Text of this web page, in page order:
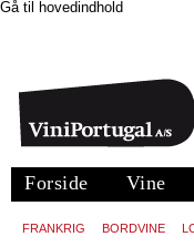
Gå til hovedindhold
Forside Vine
FRANKRIG BORDVINE